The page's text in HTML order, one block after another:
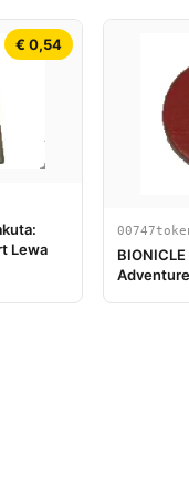
€ 0,54
Lewa